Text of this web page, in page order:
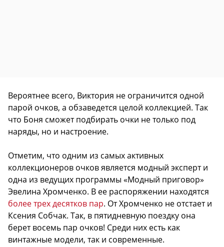
Вероятнее всего, Виктория не ограничится одной
парой очков, а обзаведется целой коллекцией. Так
что Боня сможет подбирать очки не только под
наряды, но и настроение.
Отметим, что одним из самых активных
коллекционеров очков является модный эксперт и
одна из ведущих программы «Модный приговор»
Эвелина Хромченко. В ее распоряжении находятся
более трех десятков пар. От Хромченко не отстает и
Ксения Собчак. Так, в пятидневную поездку она
берет восемь пар очков! Среди них есть как
винтажные модели, так и современные.